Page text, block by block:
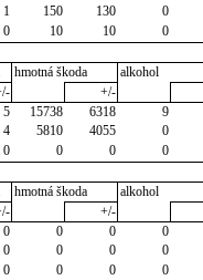
1 150 130 0
0 10 10 0
hmotná škoda alkohol
+/-
5 15738 6318 9
4 5810 4055 0
0 0 0 0
hmotná škoda alkohol
+/-
0 0 0 0
0 0 0 0
0 0 0 0